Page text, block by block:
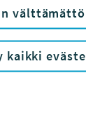
kaikki